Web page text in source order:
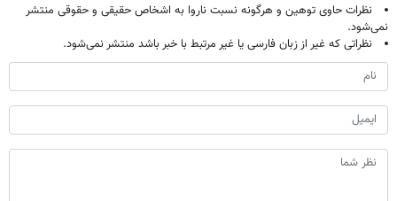
نظرات حاوی توهین و هرگونه نسبت ناروا به اشخاص حقیقی و حقوقی منتشر
نمی‌شود.
نظراتی که غیر از زبان فارسی یا غیر مرتبط با خبر باشد منتشر نمی‌شود.